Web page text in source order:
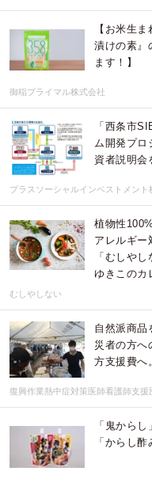
【お米生
漬けの素』
ます！】
御稲プライマル株式会社
「西条市
ム開発プロ
資者説明会
プラスソーシャルインベストメント
植物性
アレルギー
「むしや
ゆきこのカ
むしやしない
自然派商品
災者の方へ
方支援費へ。
復興作業熱中症対策医師看護師支援
「鬼から
「からし